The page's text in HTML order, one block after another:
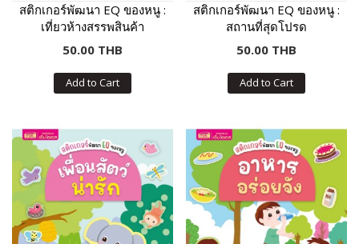
สติกเกอร์พัฒนา EQ ของหนู :
เที่ยวห้างสรรพสินค้า
50.00 THB
Add to Cart
สติกเกอร์พัฒนา EQ ของหนู :
สถานที่สุดโปรด
50.00 THB
Add to Cart